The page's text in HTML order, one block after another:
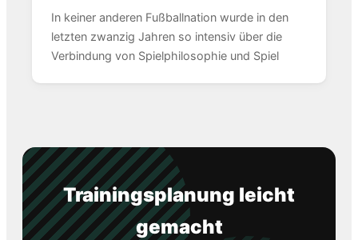
In keiner anderen Fußballnation wurde in den
letzten zwanzig Jahren so intensiv über die
Verbindung von Spielphilosophie und Spiel
Trainingsplanung leicht
gemacht